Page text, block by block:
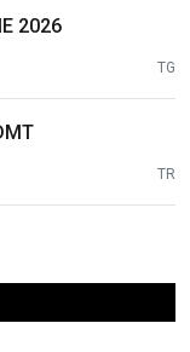
2026
TG
TR